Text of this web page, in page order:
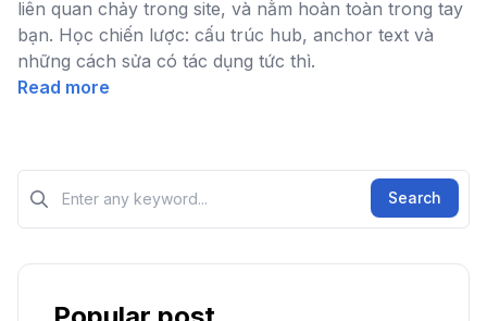
liên quan chảy trong site, và nằm hoàn toàn trong tay
bạn. Học chiến lược: cấu trúc hub, anchor text và
những cách sửa có tác dụng tức thì.
Read more
Tìm kiếm?>
Search